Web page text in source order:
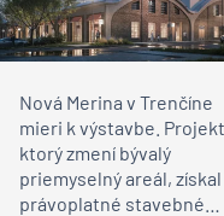
Nová Merina v Trenčíne
mieri k výstavbe.
ktorý zmení bývalý
priemyselný areál, získal
právoplatné stavebné